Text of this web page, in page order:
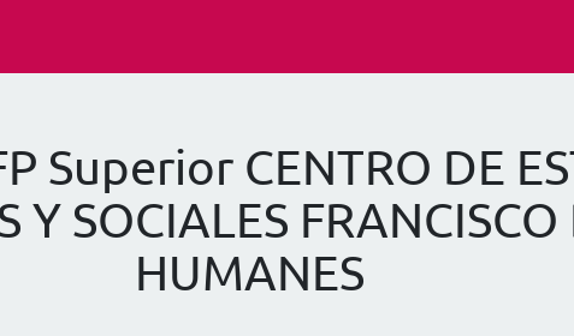
Superior CENTRO DE
Y SOCIALES
HUMANES